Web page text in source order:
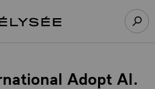
Retour à l’accueil Élysée
Adopt AI.